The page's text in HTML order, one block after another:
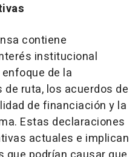
contiene
institucional
de la
ruta, los acuerdos de
de financiación y la
Estas declaraciones
actuales e implican